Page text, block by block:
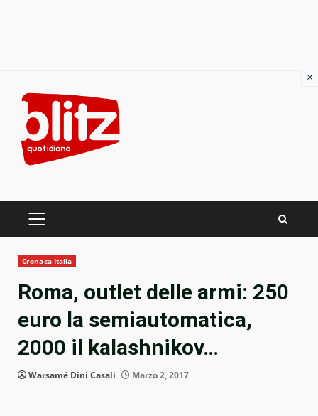
content
PRIMARY
Cronaca Italia
Roma, outlet delle armi: 250
euro la semiautomatica,
2000 il kalashnikov…
Warsamé Dini Casali Marzo 2, 2017
×